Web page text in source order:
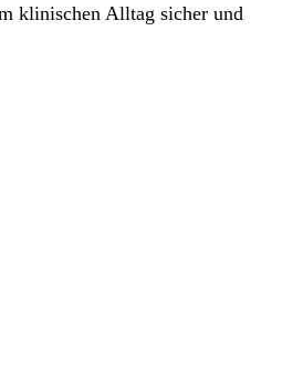
klinischen Alltag sicher und